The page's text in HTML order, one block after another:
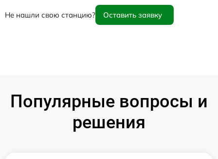
Не нашли свою станцию? Оставить заявку
Популярные вопросы и
решения